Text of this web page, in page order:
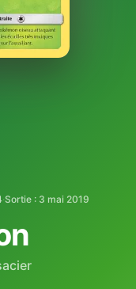
·Sortie : 3 mai 2019